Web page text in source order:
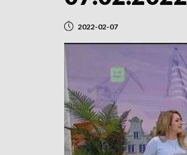
2022-02-07